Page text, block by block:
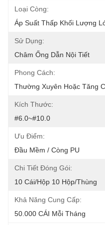
Loại Còng:
Áp Suất Thấp Khối Lượng
Sử Dụng:
Châm Ống Dẫn Nội Tiết
Phong Cách:
Thường Xuyên Hoặc Tăng
Kích Thước:
#6.0~#10.0
Ưu Điểm:
Đầu Mềm / Còng PU
Chi Tiết Đóng Gói:
10 Cái/hộp 10 Hộp/thùng
Khả Năng Cung Cấp:
50.000 CÁI Mỗi Tháng